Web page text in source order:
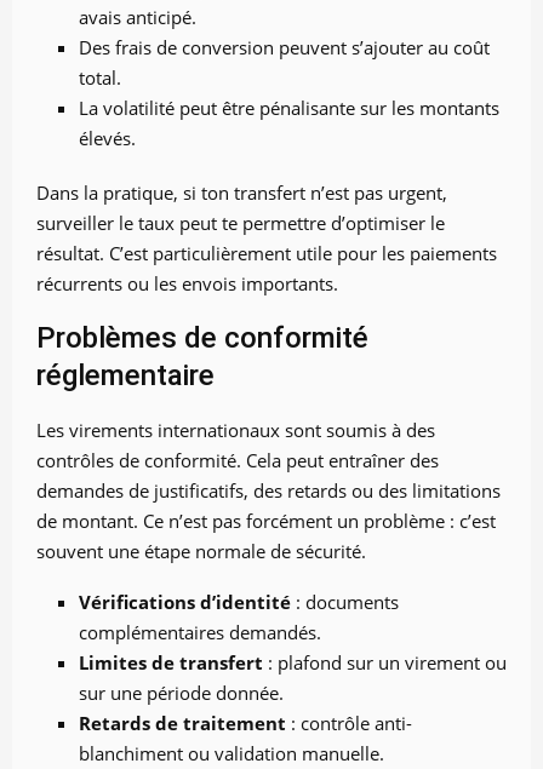
avais anticipé.
Des frais de conversion peuvent s’ajouter au coût
total.
La volatilité peut être pénalisante sur les montants
élevés.
Dans la pratique, si ton transfert n’est pas urgent,
surveiller le taux peut te permettre d’optimiser le
résultat. C’est particulièrement utile pour les paiements
récurrents ou les envois importants.
Problèmes de conformité
réglementaire
Les virements internationaux sont soumis à des
contrôles de conformité. Cela peut entraîner des
demandes de justificatifs, des retards ou des limitations
de montant. Ce n’est pas forcément un problème : c’est
souvent une étape normale de sécurité.
Vérifications d’identité : documents
complémentaires demandés.
Limites de transfert : plafond sur un virement ou
sur une période donnée.
Retards de traitement : contrôle anti-
blanchiment ou validation manuelle.